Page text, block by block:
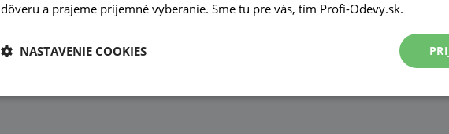
dôveru a prajeme príjemné vyberanie. Sme tu pre vás, tím Profi-Odevy.sk.
NASTAVENIE COOKIES